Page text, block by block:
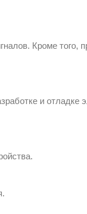
Кроме того,
и отладке